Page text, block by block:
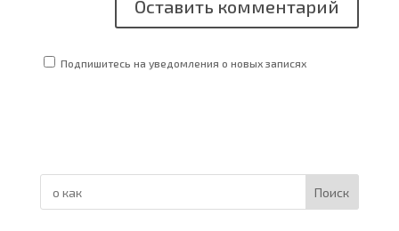
Подпишитесь на уведомления о новых записях
Поиск